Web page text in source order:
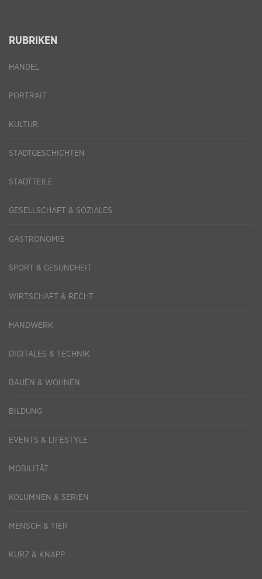
RUBRIKEN
HANDEL
PORTRAIT
KULTUR
STADTGESCHICHTEN
STADTTEILE
GESELLSCHAFT & SOZIALES
GASTRONOMIE
SPORT & GESUNDHEIT
WIRTSCHAFT & RECHT
HANDWERK
DIGITALES & TECHNIK
BAUEN & WOHNEN
BILDUNG
EVENTS & LIFESTYLE
MOBILITÄT
KOLUMNEN & SERIEN
MENSCH & TIER
KURZ & KNAPP